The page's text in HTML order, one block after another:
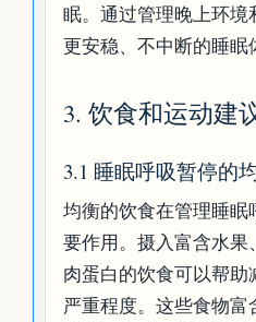
眠。通过管理晚上环境
更安稳、不中断的睡眠
3. 饮食和运动建
3.1 睡眠呼吸暂停的
均衡的饮食在管理睡
要作用。摄入富含水果
肉蛋白的饮食可以帮
严重程度。这些食物